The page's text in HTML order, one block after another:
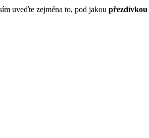
uveďte zejména to, pod jakou přezdívkou